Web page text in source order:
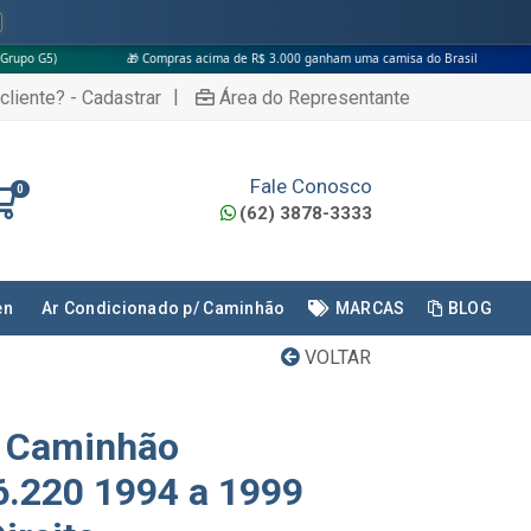
🎁 Compras acima de R$ 3.000 ganham uma camisa do Brasil
- Cadastrar | Área do Representante
0 Fale Conosco
(62) 3878-3333
Ar Condicionado p/ Caminhão MARCAS BLOG
VOLTAR
1994 a 1999